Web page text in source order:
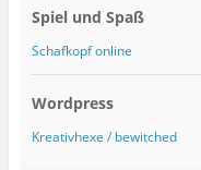
Spiel und Spaß
Schafkopf online
Wordpress
Kreativhexe / bewitched